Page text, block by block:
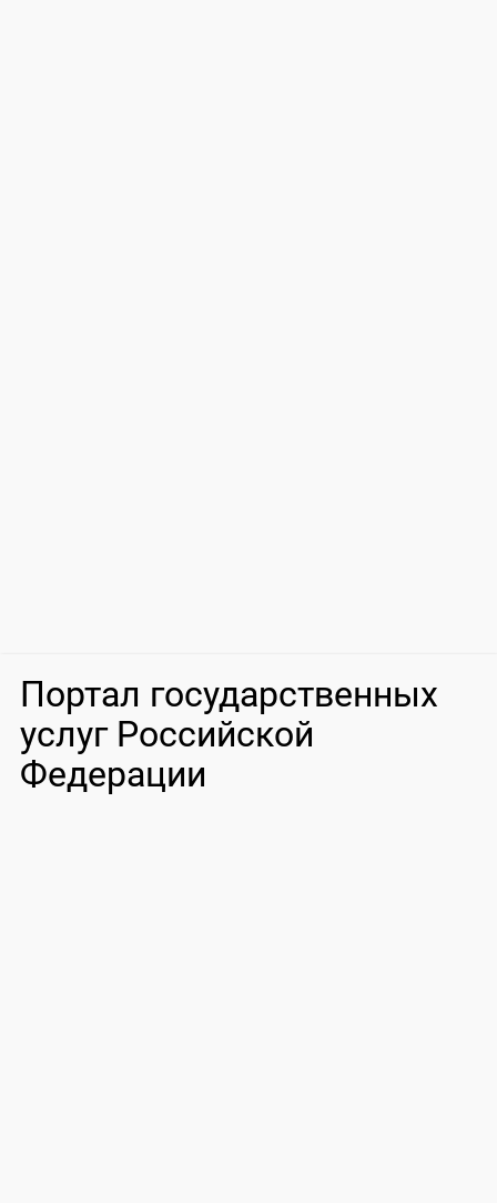
Портал государственных
услуг Российской
Федерации